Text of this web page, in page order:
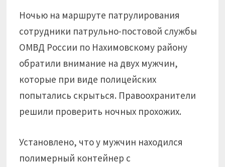
Ночью на маршруте патрулирования
сотрудники патрульно-постовой службы
ОМВД России по Нахимовскому району
обратили внимание на двух мужчин,
которые при виде полицейских
попытались скрыться. Правоохранители
решили проверить ночных прохожих.
Установлено, что у мужчин находился
полимерный контейнер с